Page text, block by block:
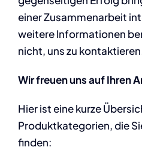
einer Zusammenarbeit
weitere Informationen
nicht, uns zu
Wir freuen uns auf Ihren
Hier ist eine kurze
Produktkategorien, die
finden: